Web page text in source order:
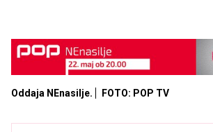
Oddaja NEnasilje. FOTO: POP TV